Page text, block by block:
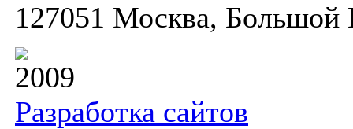
127051 Москва, Большой
2009
Разработка сайтов